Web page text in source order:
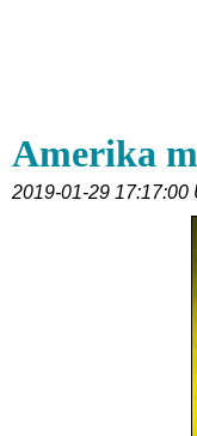
Amerika
2019-01-29 17:17:00